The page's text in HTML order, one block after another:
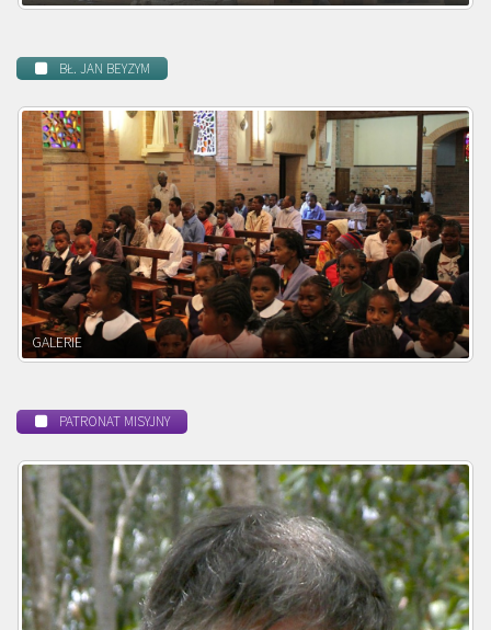
BŁ. JAN BEYZYM
POWOŁANIE MISYJNE
PATRONAT MISYJNY